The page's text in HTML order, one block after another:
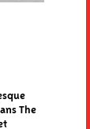
The